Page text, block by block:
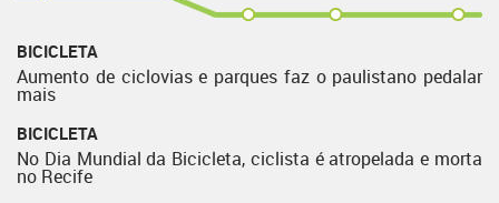
BICICLETA
Aumento de ciclovias e parques faz o paulistano pedalar
mais
BICICLETA
No Dia Mundial da Bicicleta, ciclista é atropelada e morta
no Recife